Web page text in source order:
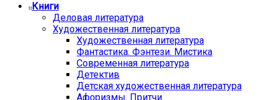
Книги
Деловая литература
Художественная литература
Художественная литература
Фантастика. Фэнтези. Мистика
Современная литература
Детектив
Детская художественная литература
Афоризмы. Притчи